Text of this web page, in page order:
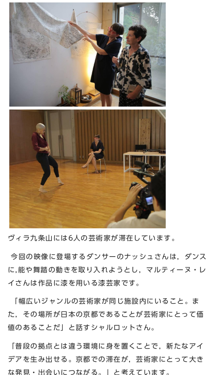
ヴィラ九条山には6人の芸術家が滞在しています。
今回の映像に登場するダンサーのナッシュさんは，ダンス
に,能や舞踏の動きを取り入れようとし，マルティーヌ・レ
イさんは作品に漆を用いる漆芸家です。
「幅広いジャンルの芸術家が同じ施設内にいること。ま
た，その場所が日本の京都であることが芸術家にとって価
値のあることだ」と話すシャルロットさん。
「普段の拠点とは違う環境に身を置くことで，新たなアイ
デアを生み出せる。京都での滞在が，芸術家にとって大き
な発見・出会いにつながる。」と考えています。